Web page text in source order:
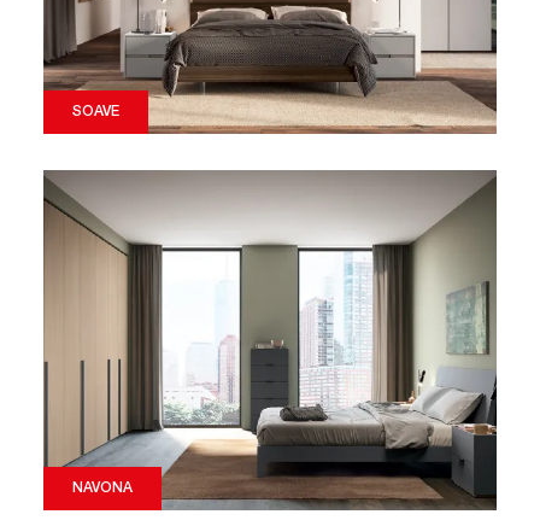
SOAVE
NAVONA